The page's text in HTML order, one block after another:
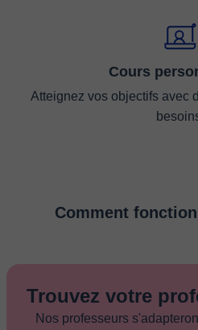
Cours
Atteignez vos objectifs avec
Comment
Trouvez votre
Nos professeurs